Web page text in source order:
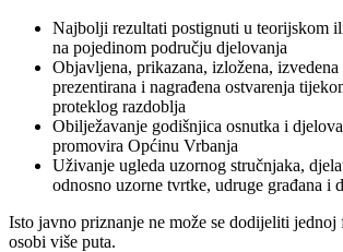
Najbolji rezultati postignuti u teorijskom
na pojedinom području djelovanja
Objavljena, prikazana, izložena,
prezentirana i nagrađena ostvarenja
proteklog razdoblja
Obilježavanje godišnjica osnutka i
promovira Općinu Vrbanja
Uživanje ugleda uzornog stručnjaka,
odnosno uzorne tvrtke, udruge građana i
Isto javno priznanje ne može se dodijeliti
osobi više puta.